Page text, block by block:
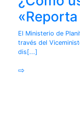
El Ministerio de
través del
dis[...]
⇨